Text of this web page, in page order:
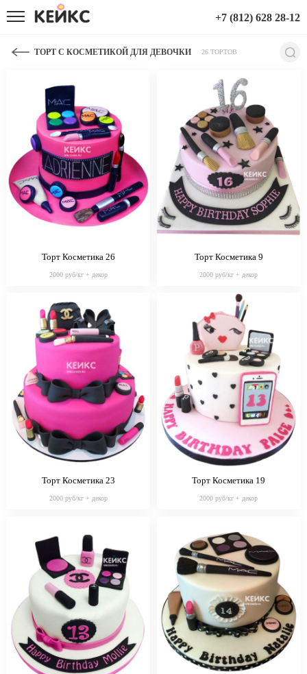
+7 (812) 628 28-12
ТОРТ С КОСМЕТИКОЙ ДЛЯ ДЕВОЧКИ 26 ТОРТОВ
Торт Косметика 26
2000 руб/кг + декор
Торт Косметика 9
2000 руб/кг + декор
Торт Косметика 23
2000 руб/кг + декор
Торт Косметика 19
2000 руб/кг + декор